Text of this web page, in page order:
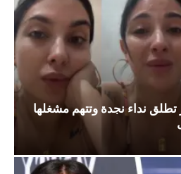
تطلق نداء نجدة وتتهم مشغلها